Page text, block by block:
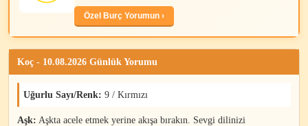
Özel Burç Yorumun ›
Koç - 10.08.2026 Günlük Yorumu
Uğurlu Sayı/Renk: 9 / Kırmızı
Aşk: Aşkta acele etmek yerine akışa bırakın. Sevgi dilinizi